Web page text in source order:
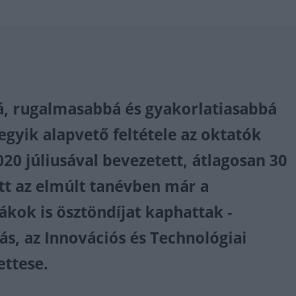
rugalmasabbá és gyakorlatiasabbá
alapvető feltétele az oktatók
júliusával bevezetett, átlagosan 30
az elmúlt tanévben már a
is ösztöndíjat kaphattak -
az Innovációs és Technológiai